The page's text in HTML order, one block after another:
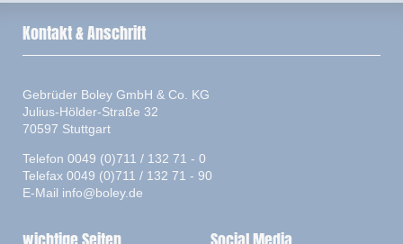
Kontakt & Anschrift
Gebrüder Boley GmbH & Co. KG
Julius-Hölder-Straße 32
70597 Stuttgart
Telefon 0049 (0)711 / 132 71 - 0
Telefax 0049 (0)711 / 132 71 - 90
E-Mail info@boley.de